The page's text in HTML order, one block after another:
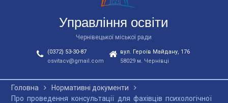
дошкільних підрозділах
ЗЗСО станом на
01.08.2026 р.
Управління освіти
Чернівецької міської ради
(0372) 53-30-87
osvitacv@gmail.com
вул. Героїв Майдану, 176
58029 м. Чернівці
Головна
Нормативні документи
Про проведення консультації для фахівців психологічної